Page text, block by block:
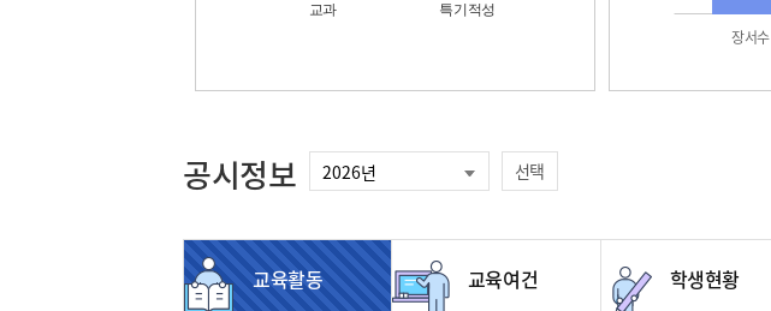
장서수
공시정보 선택
교육활동 교육여건 학생현황